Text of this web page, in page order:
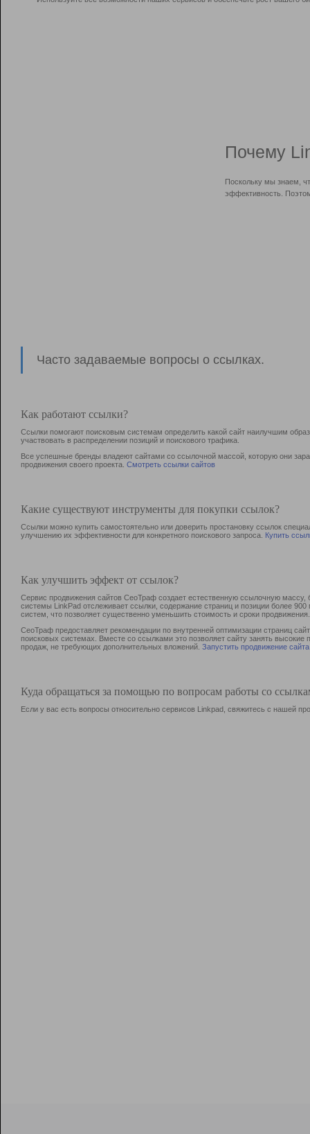
Почему
Поскольку мы знаем,
эффективность.
Часто задаваемые вопросы о ссылках.
Как работают ссылки?
Ссылки помогают поисковым системам определить какой сайт наилучшим
участвовать в раcпределении позиций и поискового трафика.
Все успешные бренды владеют сайтами со ссылочной массой, которую они
продвижения своего проекта. Смотреть ссылки сайтов
Какие существуют инструменты для покупки ссылок?
Ссылки можно купить самостоятельно или доверить простановку ссылок
улучшению их эффективности для конкретного поискового запроса. Купить
Как улучшить эффект от ссылок?
Сервис продвижения сайтов СеоТраф создает естественную ссылочную
системы LinkPad отслеживает ссылки, содержание страниц и позиции более
систем, что позволяет существенно уменьшить стоимость и сроки продвижения.
СеоТраф предоставляет рекомендации по внутренней оптимизации страниц
поисковых системах. Вместе со ссылками это позволяет сайту занять
продаж, не требующих дополнительных вложений. Запустить продвижение сайта
Куда обращаться за помощью по вопросам работы со
Если у вас есть вопросы относительно сервисов Linkpad, свяжитесь с нашей